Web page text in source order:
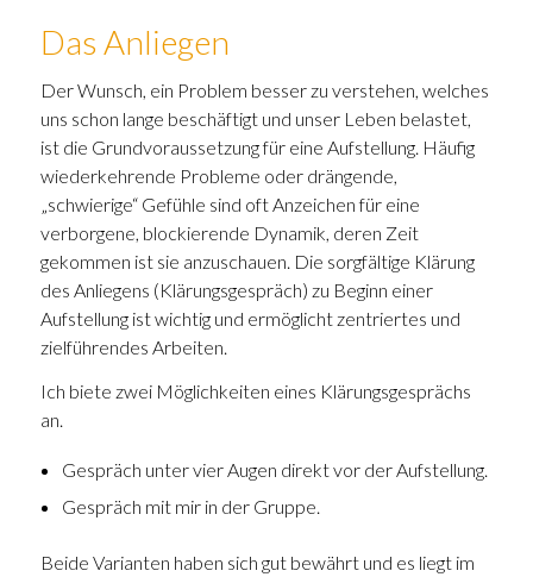
Das Anliegen
Der Wunsch, ein Problem besser zu verstehen, welches
uns schon lange beschäftigt und unser Leben belastet,
ist die Grundvoraussetzung für eine Aufstellung. Häufig
wiederkehrende Probleme oder drängende,
„schwierige“ Gefühle sind oft Anzeichen für eine
verborgene, blockierende Dynamik, deren Zeit
gekommen ist sie anzuschauen. Die sorgfältige Klärung
des Anliegens (Klärungsgespräch) zu Beginn einer
Aufstellung ist wichtig und ermöglicht zentriertes und
zielführendes Arbeiten.
Ich biete zwei Möglichkeiten eines Klärungsgesprächs
an.
Gespräch unter vier Augen direkt vor der Aufstellung.
Gespräch mit mir in der Gruppe.
Beide Varianten haben sich gut bewährt und es liegt im